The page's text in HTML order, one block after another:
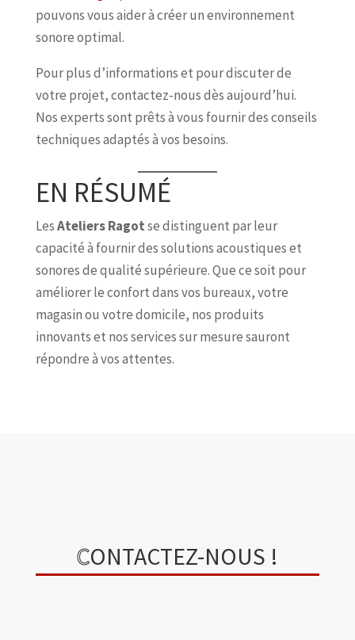
pouvons vous aider à créer un environnement
sonore optimal.
Pour plus d’informations et pour discuter de
votre projet, contactez-nous dès aujourd’hui.
Nos experts sont prêts à vous fournir des conseils
techniques adaptés à vos besoins.
EN RÉSUMÉ
LesAteliers Ragotse distinguent par leur
capacité à fournir des solutions acoustiques et
sonores de qualité supérieure. Que ce soit pour
améliorer le confort dans vos bureaux, votre
magasin ou votre domicile, nos produits
innovants et nos services sur mesure sauront
répondre à vos attentes.
CONTACTEZ-NOUS !